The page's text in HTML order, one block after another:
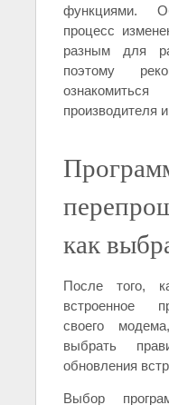
функциями.
процесс
разным для
поэтому
производителя
как
После того,
встроенное
своего
выбрать
обновления
Выбор